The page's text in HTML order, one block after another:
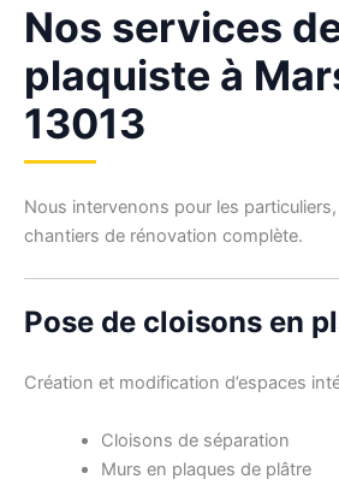
Nos services
plaquiste à
13013
Nous intervenons pour les
chantiers de rénovation complète.
Pose de cloisons en
Création et modification d’espaces
Cloisons de séparation
Murs en plaques de plâtre